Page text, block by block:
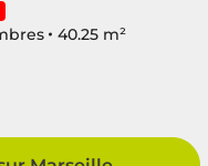
40.25 m²